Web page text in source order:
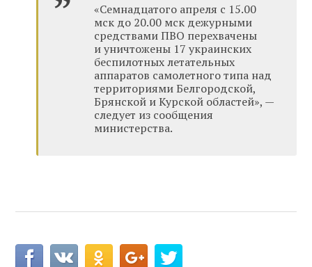
«Семнадцатого апреля с 15.00
мск до 20.00 мск дежурными
средствами ПВО перехвачены
и уничтожены 17 украинских
беспилотных летательных
аппаратов самолетного типа над
территориями Белгородской,
Брянской и Курской областей», —
следует из сообщения
министерства.